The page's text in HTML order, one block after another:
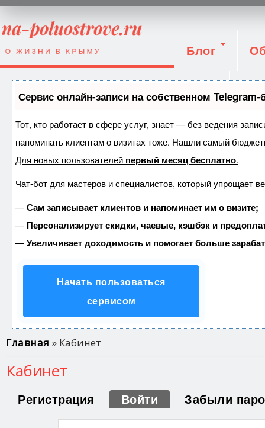
Блог
Вход
Сервис онлайн-записи на собственном Telegram-
Тот, кто работает в сфере услуг, знает — без ведения
напоминать клиентам о визитах тоже. Нашли самый
Для новых пользователей первый месяц бесплатно.
Чат-бот для мастеров и специалистов, который упрощает
—Сам записывает клиентов и напоминает им о визите;
— Персонализирует скидки, чаевые, кэшбэк и
—Увеличивает доходимость и помогает больше
Начать пользоваться
сервисом
Вы здесь
Главная » Кабинет
Кабинет
Первая колонка
Регистрация Войти (активная
Забыли